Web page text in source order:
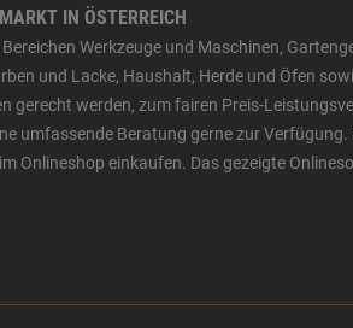
IN ÖSTERREICH
Werkzeuge und Maschinen,
und Lacke, Haushalt, Herde und Öfen
gerecht werden, zum fairen Preis-
umfassende Beratung gerne zur Verfügung.
Onlineshop einkaufen. Das gezeigte